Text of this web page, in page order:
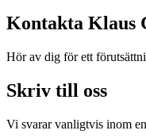
Kontakta Klaus
Hör av dig för ett
Skriv till oss
Vi svarar vanligtvis inom